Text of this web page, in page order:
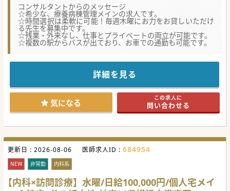
コンサルタントからのメッセージ
☆希少な、療養病棟管理メインの求人です。
☆時間選択は柔軟に可能！毎週木曜にお力をお貸しいただけ
る先生を募集中です。
☆残業・外来なし、仕事とプライベートの両立が可能です。
☆複数の駅からバスが出ており、お車での通勤も可能です。
詳細を見る
気になる この求人に
問い合わせる
更新日 : 2026-08-06 医師求人ID : 684954
NEW 非常勤 内科系
【内科×訪問診療】水曜/日給100,000円/個人宅メイ